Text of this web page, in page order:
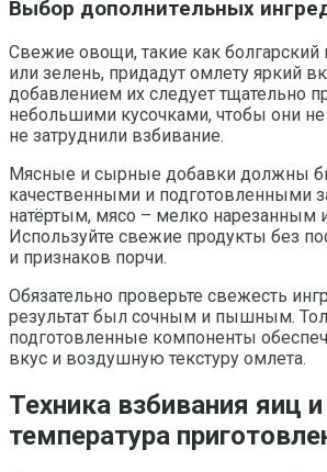
Выбор дополнительных
Свежие овощи, такие как
или зелень, придадут омлету яркий
добавлением их следует тщательно
небольшими кусочками, чтобы они не
не затруднили взбивание.
Мясные и сырные добавки должны
качественными и подготовленными
натёртым, мясо – мелко нарезанным
Используйте свежие продукты без
и признаков порчи.
Обязательно проверьте свежесть
результат был сочным и пышным.
подготовленные компоненты
вкус и воздушную текстуру омлета.
Техника взбивания яиц
температура